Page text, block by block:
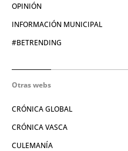
OPINIÓN
INFORMACIÓN MUNICIPAL
#BETRENDING
Otras webs
CRÓNICA GLOBAL
CRÓNICA VASCA
CULEMANÍA